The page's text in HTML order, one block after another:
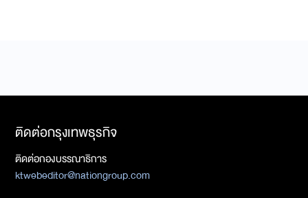
ติดต่อกรุงเทพธุรกิจ
ติดต่อกองบรรณาธิการ
ktwebeditor@nationgroup.com